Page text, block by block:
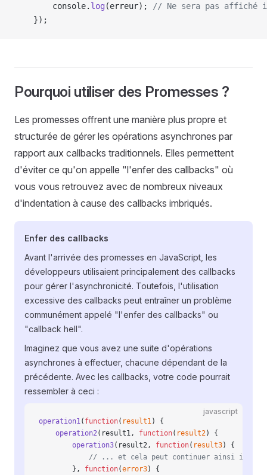
        console.
log (erreur);
// Ne sera pas affiché
    });
Pourquoi utiliser des Promesses ?
Les promesses offrent une manière plus propre et
structurée de gérer les opérations asynchrones par
rapport aux callbacks traditionnels. Elles permettent
d'éviter ce qu'on appelle "l'enfer des callbacks" où
vous vous retrouvez avec de nombreux niveaux
d'indentation à cause des callbacks imbriqués.
Enfer des callbacks
Avant l'arrivée des promesses en JavaScript, les
développeurs utilisaient principalement des callbacks
pour gérer l'asynchronicité. Toutefois, l'utilisation
excessive des callbacks peut entraîner un problème
communément appelé "l'enfer des callbacks" ou
"callback hell".
Imaginez que vous avez une suite d'opérations
asynchrones à effectuer, chacune dépendant de la
précédente. Avec les callbacks, votre code pourrait
ressembler à ceci :
javascript
operation1( function( result1) {
    operation2
(result1, function( result2) {
        operation3
(result2, function( result3) {
// ... et cela peut continuer ainsi
        },
function(error3) {